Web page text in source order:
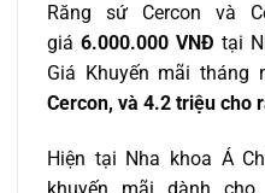
Răng sứ Cercon và
giá6.000.000 VNĐ tại
Giá Khuyến mãi tháng
Cercon, và 4.2 triệu cho
Hiện tại Nha khoa Á